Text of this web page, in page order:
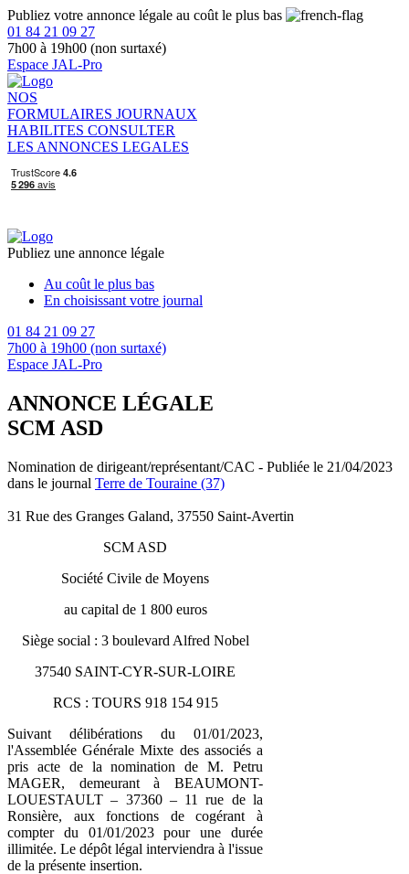
Publiez votre annonce légale au coût le plus bas
01 84 21 09 27
7h00 à 19h00 (non surtaxé)
Espace JAL-Pro
NOS
FORMULAIRES JOURNAUX
HABILITES CONSULTER
LES ANNONCES LEGALES
Publiez une annonce légale
Au coût le plus bas
En choisissant votre journal
01 84 21 09 27
7h00 à 19h00 (non surtaxé)
Espace JAL-Pro
ANNONCE LÉGALE
SCM ASD
Nomination de dirigeant/représentant/CAC - Publiée le 21/04/2023
dans le journal Terre de Touraine (37)
31 Rue des Granges Galand, 37550 Saint-Avertin
SCM ASD
Société Civile de Moyens
au capital de 1 800 euros
Siège social : 3 boulevard Alfred Nobel
37540 SAINT-CYR-SUR-LOIRE
RCS : TOURS 918 154 915
Suivant délibérations du 01/01/2023,
l'Assemblée Générale Mixte des associés a
pris acte de la nomination de M. Petru
MAGER, demeurant à BEAUMONT-
LOUESTAULT – 37360 – 11 rue de la
Ronsière, aux fonctions de cogérant à
compter du 01/01/2023 pour une durée
illimitée. Le dépôt légal interviendra à l'issue
de la présente insertion.